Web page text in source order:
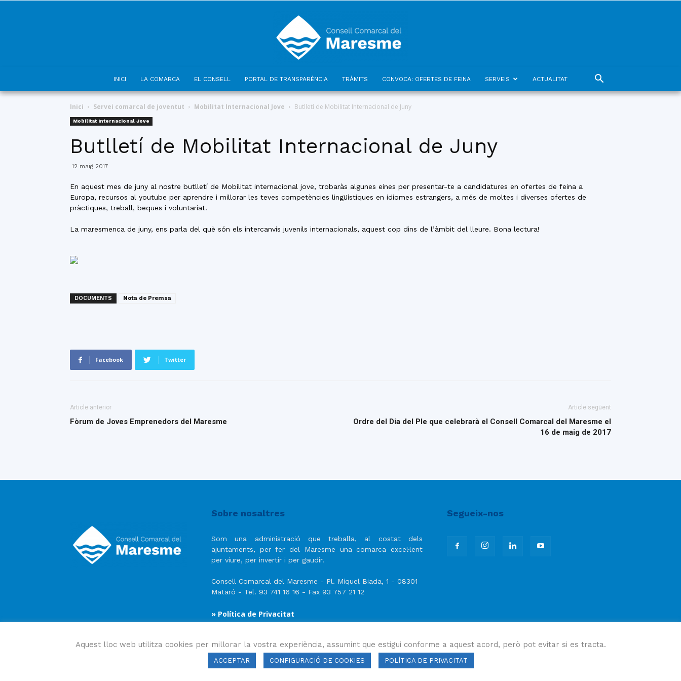
del
INICI LA COMARCA EL CONSELL PORTAL DE TRANSPARÈNCIA TRÀMITS CONVOCA: OFERTES DE FEINA SERVEIS ACTUALITAT
Inici Servei comarcal de joventut Mobilitat Internacional Jove Butlletí de Mobilitat Internacional de Juny
Mobilitat Internacional Jove
Butlletí de Mobilitat Internacional de Juny
12 maig 2017
En aquest mes de juny al nostre butlletí de Mobilitat internacional jove, trobaràs algunes eines per presentar-te a candidatures en ofertes de feina a
Europa, recursos al youtube per aprendre i millorar les teves competències lingüístiques en idiomes estrangers, a més de moltes i diverses ofertes de
pràctiques, treball, beques i voluntariat.
La maresmenca de juny, ens parla del què són els intercanvis juvenils internacionals, aquest cop dins de l’àmbit del lleure. Bona lectura!
DOCUMENTS Nota de Premsa
Facebook Twitter
Article anterior
Fòrum de Joves Emprenedors del Maresme
Article següent
Ordre del Dia del Ple que celebrarà el Consell Comarcal del Maresme el
16 de maig de 2017
Sobre nosaltres
Som una administració que treballa, al costat dels
ajuntaments, per fer del Maresme una comarca excel·lent
per viure, per invertir i per gaudir.
Consell Comarcal del Maresme - Pl. Miquel Biada, 1 - 08301
Mataró - Tel. 93 741 16 16 - Fax 93 757 21 12
» Política de Privacitat
Segueix-nos
Aquest lloc web utilitza cookies per millorar la vostra experiència, assumint que estigui conforme a aquest acord, però pot evitar si es tracta.
ACCEPTAR CONFIGURACIÓ DE COOKIES POLÍTICA DE PRIVACITAT